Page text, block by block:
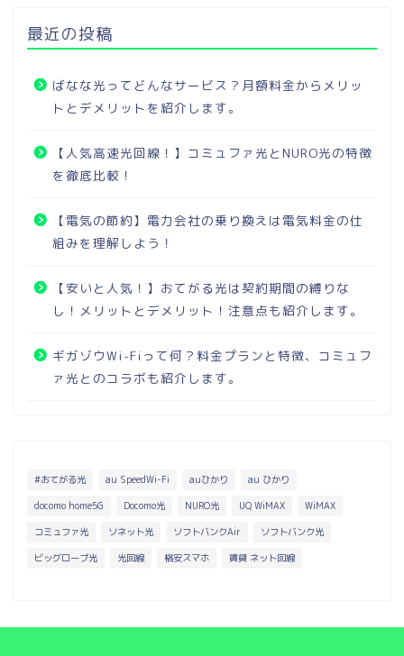
最近の投稿
ばなな光ってどんなサービス？月額料金からメリッ
トとデメリットを紹介します。
【人気高速光回線！】コミュファ光とNURO光の特徴
を徹底比較！
【電気の節約】電力会社の乗り換えは電気料金の仕
組みを理解しよう！
【安いと人気！】おてがる光は契約期間の縛りな
し！メリットとデメリット！注意点も紹介します。
ギガゾウWi-Fiって何？料金プランと特徴、コミュフ
ァ光とのコラボも紹介します。
#おてがる光 au SpeedWi-Fi auひかり au ひかり
docomo home5G Docomo光 NURO光 UQ WiMAX WiMAX
コミュファ光 ソネット光 ソフトバンクAir ソフトバンク光
ビッグローブ光 光回線 格安スマホ 賃貸 ネット回線